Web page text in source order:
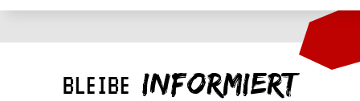
BLEIBE INFORMIERT